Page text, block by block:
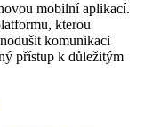
mobilní aplikací.
kterou
komunikaci
přístup k důležitým